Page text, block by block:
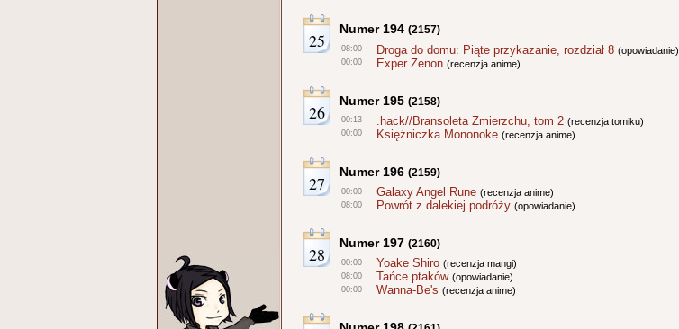
25
Numer 194 (2157)
08:00 Droga do domu: Piąte przykazanie, rozdział 8 (opowiadanie)
00:00 Exper Zenon (recenzja anime)
26
Numer 195 (2158)
00:13 .hack//Bransoleta Zmierzchu, tom 2 (recenzja tomiku)
00:00 Księżniczka Mononoke (recenzja anime)
27
Numer 196 (2159)
00:00 Galaxy Angel Rune (recenzja anime)
08:00 Powrót z dalekiej podróży (opowiadanie)
28
Numer 197 (2160)
00:00 Yoake Shiro (recenzja mangi)
08:00 Tańce ptaków (opowiadanie)
00:00 Wanna-Be's (recenzja anime)